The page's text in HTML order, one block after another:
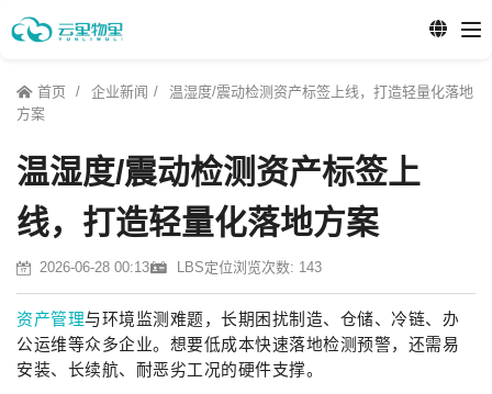
首页 企业新闻
温湿度/震动检测资产标签上线，打造轻量化落地
方案
温湿度/震动检测资产标签上
线，打造轻量化落地方案
2026-06-28 00:13 LBS定位浏览次数: 143
资产管理与环境监测难题，长期困扰制造、仓储、冷链、办
公运维等众多企业。想要低成本快速落地检测预警，还需易
安装、长续航、耐恶劣工况的硬件支撑。